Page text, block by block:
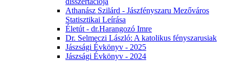
Athanász Szilárd - Jászfényszaru Mezőváros
Statisztikai Leírása
Életút - dr.Harangozó Imre
Dr. Selmeczi László: A katolikus fényszarusiak
Jászsági Évkönyv - 2025
Jászsági Évkönyv - 2024